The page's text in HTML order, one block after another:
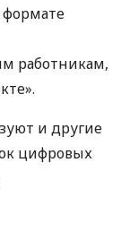
работникам,
и другие
цифровых